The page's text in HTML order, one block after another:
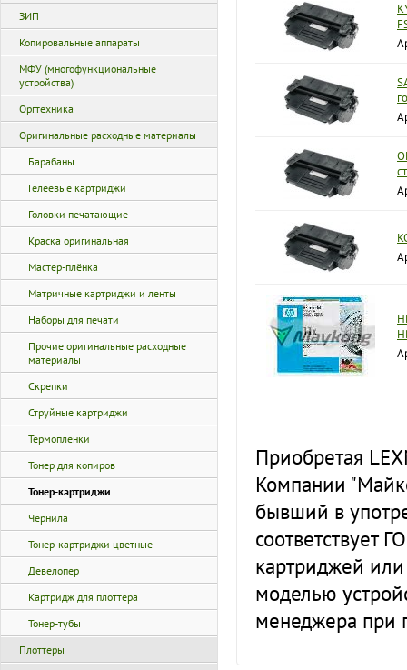
ЗИП
Копировальные аппараты
МФУ (многофункциональные
устройства)
Оргтехника
Оригинальные расходные материалы
Барабаны
Гелеевые картриджи
Головки печатающие
Краска оригинальная
Мастер-плёнка
Матричные картриджи и ленты
Наборы для печати
Прочие оригинальные расходные
материалы
Скрепки
Струйные картриджи
Термопленки
Тонер для копиров
Тонер-картриджи
Чернила
Тонер-картриджи цветные
Девелопер
Картридж для плоттера
Тонер-тубы
Плоттеры
Приобретая
Компании
бывший в
соответствует
картриджей
моделью
менеджера при